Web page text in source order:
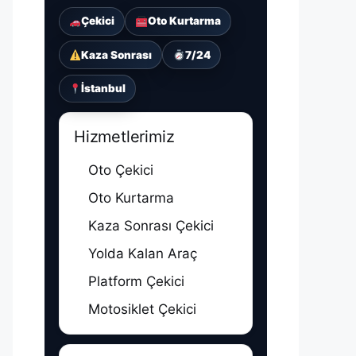
Çekici Oto Kurtarma
Kaza Sonrası 7/24
İstanbul
Hizmetlerimiz
Oto Çekici
Oto Kurtarma
Kaza Sonrası Çekici
Yolda Kalan Araç
Platform Çekici
Motosiklet Çekici